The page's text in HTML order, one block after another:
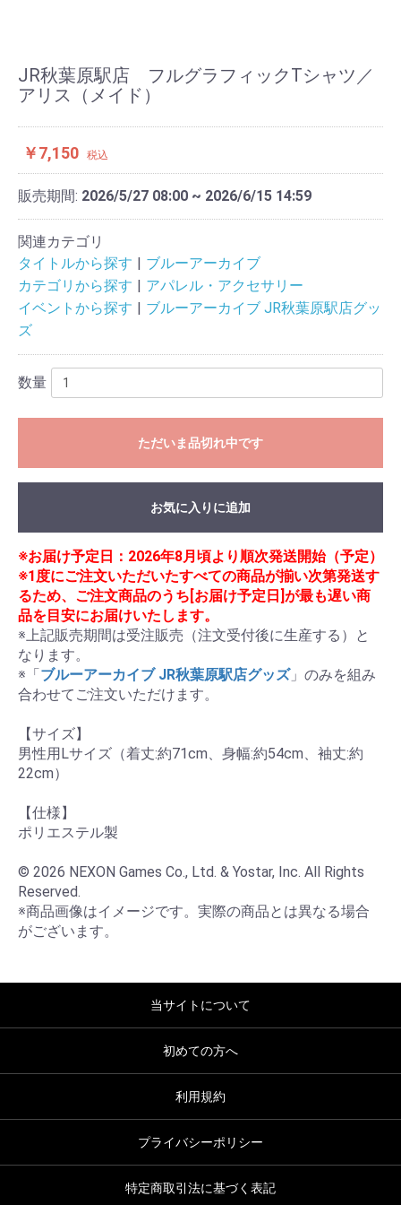
JR秋葉原駅店 フルグラフィックTシャツ／
アリス（メイド）
￥7,150 税込
販売期間: 2026/5/27 08:00 ~ 2026/6/15 14:59
関連カテゴリ
タイトルから探す
ブルーアーカイブ
カテゴリから探す
アパレル・アクセサリー
イベントから探す
ブルーアーカイブ JR秋葉原駅店グッ
ズ
数量
ただいま品切れ中です
お気に入りに追加
※お届け予定日：2026年8月頃より順次発送開始（予定）
※1度にご注文いただいたすべての商品が揃い次第発送す
るため、ご注文商品のうち[お届け予定日]が最も遅い商
品を目安にお届けいたします。
※上記販売期間は受注販売（注文受付後に生産する）と
なります。
※「ブルーアーカイブ JR秋葉原駅店グッズ」のみを組み
合わせてご注文いただけます。
【サイズ】
男性用Lサイズ（着丈:約71cm、身幅:約54cm、袖丈:約
22cm）
【仕様】
ポリエステル製
© 2026 NEXON Games Co., Ltd. & Yostar, Inc. All Rights
Reserved.
※商品画像はイメージです。実際の商品とは異なる場合
がございます。
当サイトについて
初めての方へ
利用規約
プライバシーポリシー
特定商取引法に基づく表記